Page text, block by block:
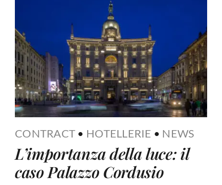
CONTRACT • HOTELLERIE • NEWS
L’importanza della luce: il
caso Palazzo Cordusio